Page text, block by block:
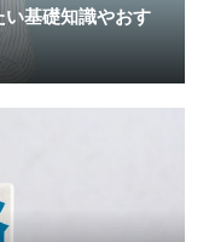
基礎知識やおす